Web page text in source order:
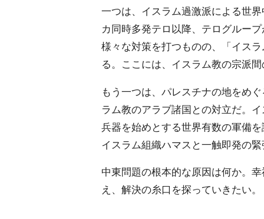
一つは、イスラム過激派による世
カ同時多発テロ以降、テログルー
様々な対策を打つものの、「イス
る。ここには、イスラム教の宗派
もう一つは、パレスチナの地をめ
ラム教のアラブ諸国との対立だ。
兵器を始めとする世界有数の軍備
イスラム組織ハマスと一触即発の
中東問題の根本的な原因は何か。
え、解決の糸口を探っていきたい。